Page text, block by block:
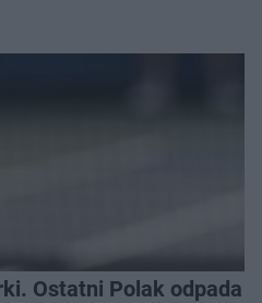
Ostatni Polak odpada